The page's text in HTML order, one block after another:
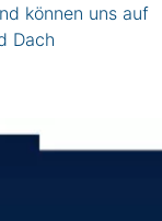
können uns auf
Dach